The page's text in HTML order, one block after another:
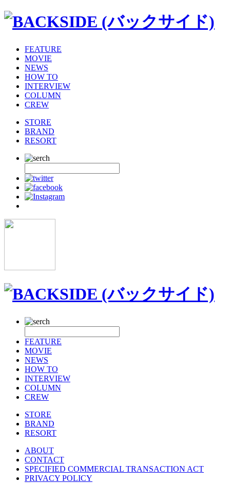
FEATURE
MOVIE
NEWS
HOW TO
INTERVIEW
COLUMN
CREW
STORE
BRAND
RESORT
FEATURE
MOVIE
NEWS
HOW TO
INTERVIEW
COLUMN
CREW
STORE
BRAND
RESORT
ABOUT
CONTACT
SPECIFIED COMMERCIAL TRANSACTION ACT
PRIVACY POLICY